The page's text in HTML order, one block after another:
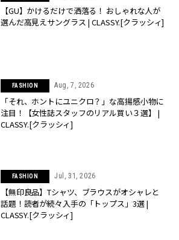
【GU】かけるだけで洒落る！ おしゃれな人が
選んだ高見えサングラス | CLASSY.[クラッシィ]
FASHION Aug, 7, 2026
「それ、ホントにユニクロ？」な高揚感小物に
注目！【女性誌スタッフのリアル買い３選】 |
CLASSY.[クラッシィ]
FASHION Jul, 31, 2026
【無印良品】Tシャツ、ブラウスがオシャレと
話題！読者が続々入手の「トップス」3選 |
CLASSY.[クラッシィ]